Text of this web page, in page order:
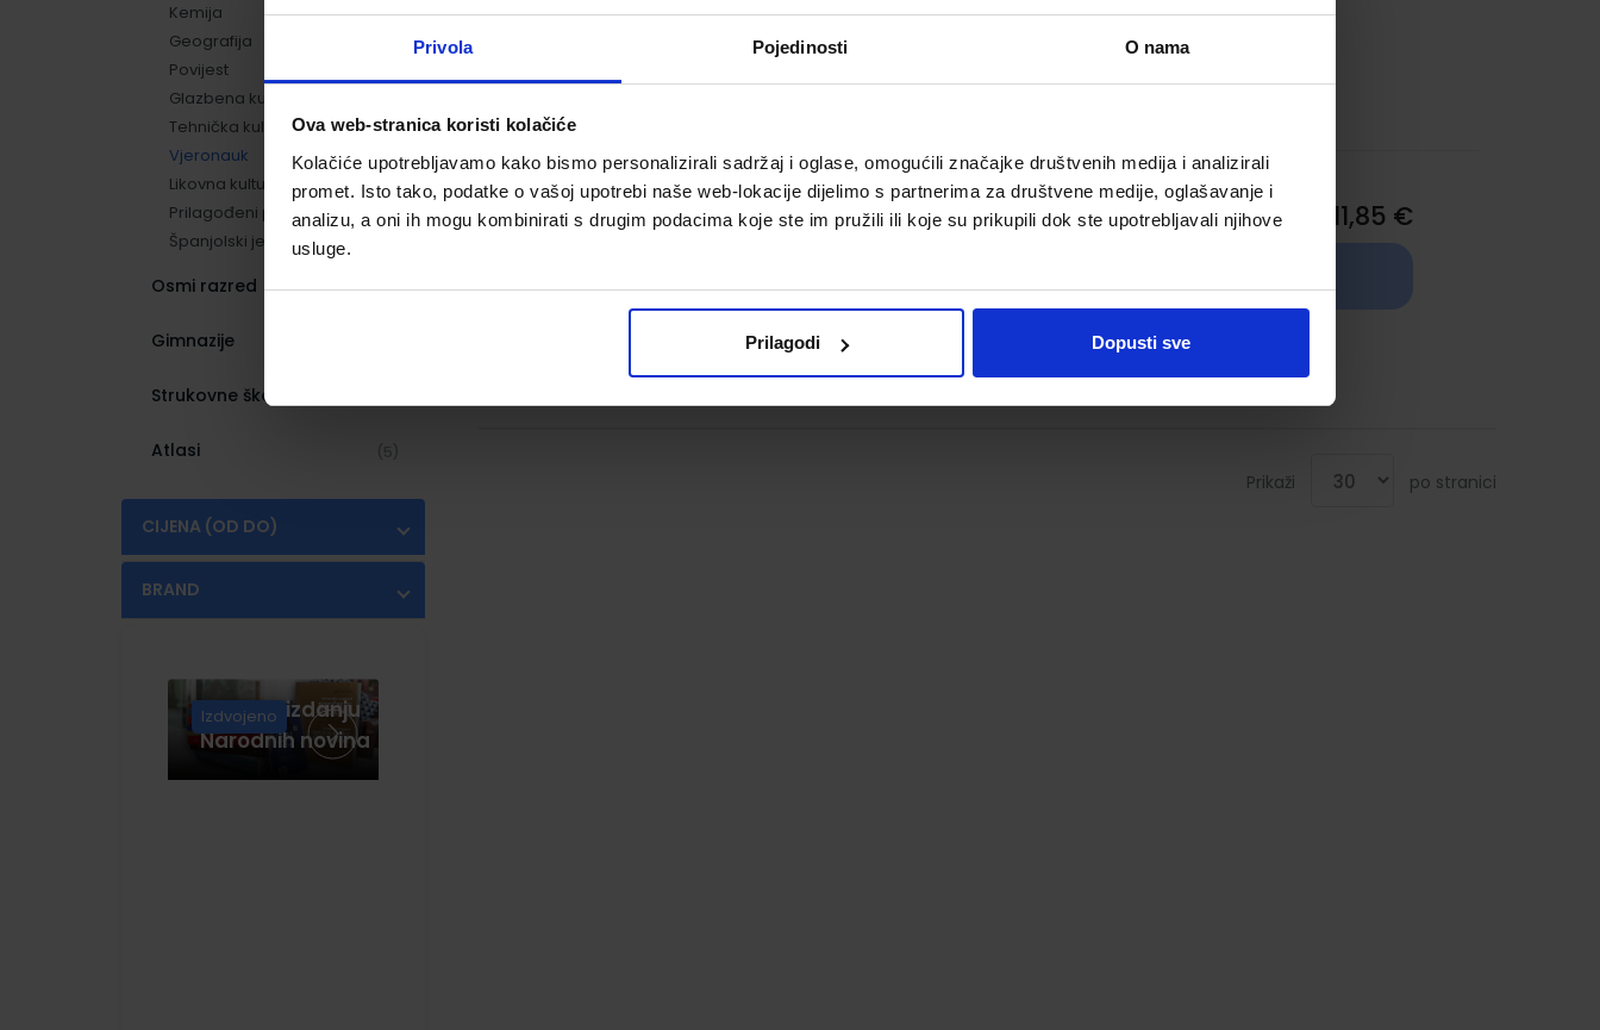
Privola Pojedinosti O nama
Ova web-stranica koristi kolačiće
Kolačiće upotrebljavamo kako bismo personalizirali sadržaj i oglase, omogućili značajke društvenih medija i analizirali
promet. Isto tako, podatke o vašoj upotrebi naše web-lokacije dijelimo s partnerima za društvene medije, oglašavanje i
analizu, a oni ih mogu kombinirati s drugim podacima koje ste im pružili ili koje su prikupili dok ste upotrebljavali njihove
usluge.
Prilagodi Dopusti sve
Kemija (3)
Geografija
Povijest
Glazbena kultura
Tehnička kultura (6)
Vjeronauk (2)
Likovna kultura (6)
Prilagođeni program (42)
Španjolski jezik
Osmi razred (175)
Gimnazije
Strukovne škole
Atlasi
CIJENA (OD DO)
BRAND
Knjige u izdanju
Narodnih novina
Izdvojeno
Autor(i):Josip Periš Marina Šimić Ivana Perčić
KRŠĆANSKA SADAŠNJOST d.o.o.
ministarstva:6699-DOM
NEKA JE BOG PRVI; udžbenik za katolički vjeronauk
sedmoga razreda osnovne škole
Josip Periš Marina Šimić Ivana Perčić
KRŠĆANSKA SADAŠNJOST d.o.o.
11,85 €
DOSTUPNO
Prikaži po stranici